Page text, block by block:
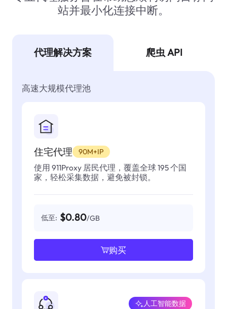
站并最小化连接中断。
代理解决方案 爬虫 API
高速大规模代理池
住宅代理 90M+IP
使用 911Proxy 居民代理，覆盖全球 195 个国
家，轻松采集数据，避免被封锁。
低至: $0.80/GB
购买
人工智能数据